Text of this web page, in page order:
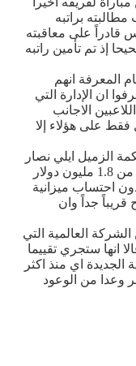
براتبه
قادراً على معاقبته
إذ تم تأمين راتبه
المعرفة انهم
ان الإدارة التي
الاجانب
على هؤلاء إلا
الزميل ايلي نصار
على ان حجم الديون في النادي بات اكثر من 1.8 مليون دولار
احتساب ميزانية
قريباً جداً وان
العالمية التي
انها ستجري تقييما
الجديدة اي منذ اكثر
وعدا من الوعود